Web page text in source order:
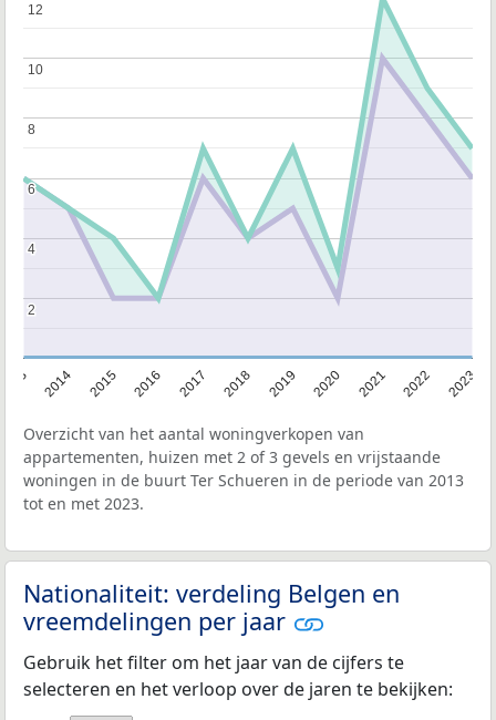
2014 2015 2016 2017 2018 2019 2020 2021 2022 2023
2
2
4
4
6
6
8
8
10
10
12
12
Overzicht van het aantal woningverkopen van
appartementen, huizen met 2 of 3 gevels en vrijstaande
woningen in de buurt Ter Schueren in de periode van 2013
tot en met 2023.
Nationaliteit: verdeling Belgen en
vreemdelingen per jaar
Gebruik het filter om het jaar van de cijfers te
selecteren en het verloop over de jaren te bekijken: